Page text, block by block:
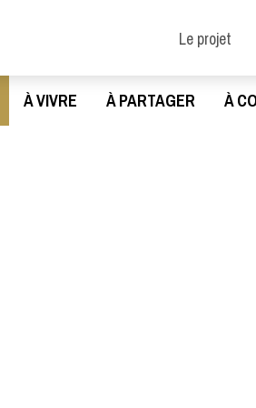
Le projet
À VIVRE À PARTAGER À